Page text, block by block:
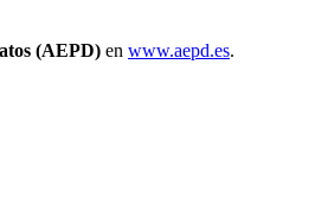
(AEPD) en www.aepd.es.